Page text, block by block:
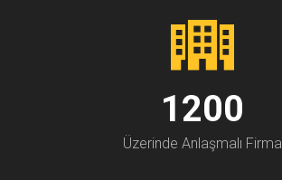
1200
Üzerinde Anlaşmalı Firma